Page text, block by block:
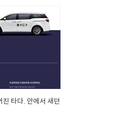
타다. 안에서 새던